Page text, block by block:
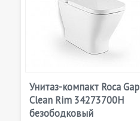
Унитаз-компакт Roca Gap
Clean Rim 34273700H
безободковый